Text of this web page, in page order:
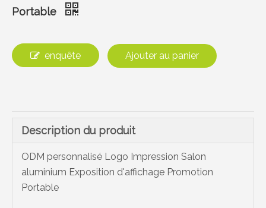
Portable
enquête Ajouter au panier
Description du produit
ODM personnalisé Logo Impression Salon
aluminium Exposition d'affichage Promotion
Portable